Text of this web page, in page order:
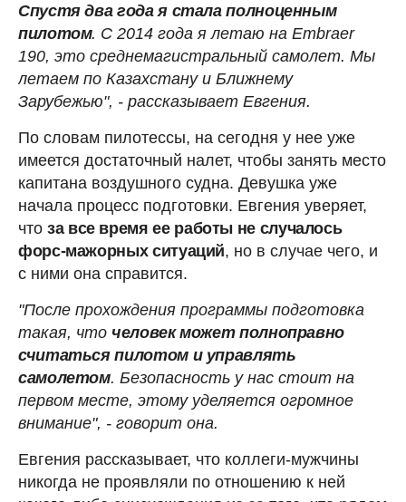
Спустя два года я стала полноценным
пилотом. С 2014 года я летаю на Embraer
190, это среднемагистральный самолет. Мы
летаем по Казахстану и Ближнему
Зарубежью", - рассказывает Евгения.
По словам пилотессы, на сегодня у нее уже
имеется достаточный налет, чтобы занять место
капитана воздушного судна. Девушка уже
начала процесс подготовки. Евгения уверяет,
что за все время ее работы не случалось
форс-мажорных ситуаций, но в случае чего, и
с ними она справится.
"После прохождения программы подготовка
такая, что человек может полноправно
считаться пилотом и управлять
самолетом. Безопасность у нас стоит на
первом месте, этому уделяется огромное
внимание", - говорит она.
Евгения рассказывает, что коллеги-мужчины
никогда не проявляли по отношению к ней